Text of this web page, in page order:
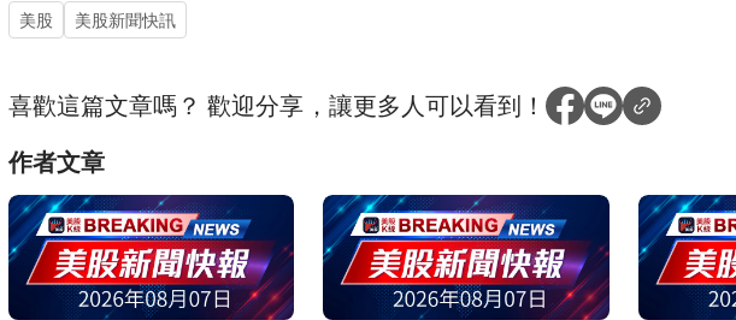
美股 美股新聞快訊
喜歡這篇文章嗎？歡迎分享，讓更多人可以看到！
作者文章